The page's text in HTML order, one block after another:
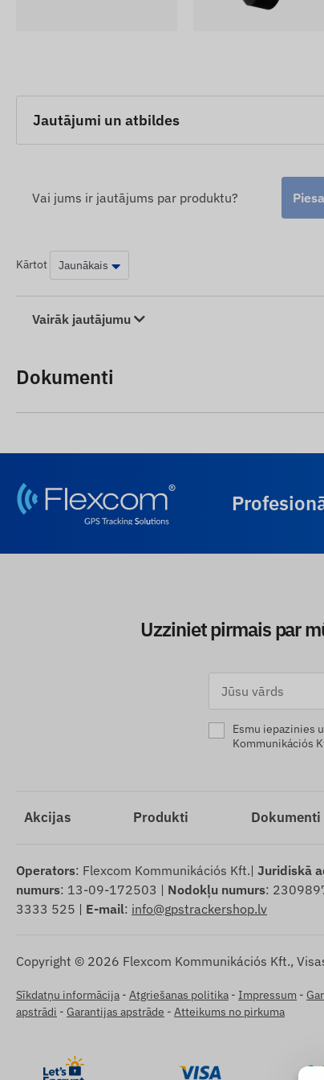
Jautājumi un atbildes
Vai jums ir jautājums par produktu?
Kārtot
Vairāk jautājumu
Dokumenti
Uzziniet pirmais par
Esmu iepazinies
Kommunikációs
Akcijas Produkti Dokumenti
Operators: Flexcom Kommunikációs Kft.| Juridiskā
numurs: 13-09-172503 | Nodokļu numurs:
3333 525 | E-mail: info@gpstrackershop.lv
Copyright © 2026 Flexcom Kommunikációs Kft.,
Sīkdatņu informācija - Atgriešanas politika - Impressum -
apstrādi - Garantijas apstrāde - Atteikums no pirkuma